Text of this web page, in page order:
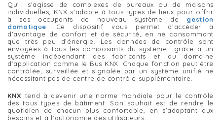
Qu'il s'agisse de complexes de bureaux ou de maisons
individuelles, KNX s’adapte à tous types de lieux pour offrir
à ses occupants de nouveau système de gestion
domotique . Ce dispositif vous permet d’accéder à
d’avantage de confort et de sécurité, en ne consommant
que très peu d’énergie. Les données de contrôle sont
envoyées à tous les composants du système grâce à un
système indépendant des fabricants et du domaine
d'application comme le Bus KNX. Chaque fonction peut être
contrôlée, surveillée et signalée par un système unifié ne
nécessitant pas de centre de contrôle supplémentaire.
KNX tend à devenir une norme mondiale pour le contrôle
des tous types de bâtiment. Son souhait est de rendre le
quotidien de chacun plus confortable, en s’adaptant aux
besoins et à l’autonomie des utilisateurs.